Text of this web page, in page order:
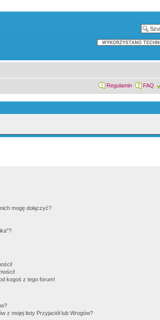
Regulamin FAQ
mogę dołączyć?
kogoś z tego forum!
z mojej listy Przyjaciół lub Wrogów?